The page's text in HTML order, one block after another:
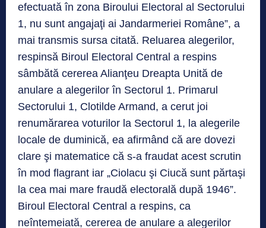
efectuată în zona Biroului Electoral al Sectorului
1, nu sunt angajaţi ai Jandarmeriei Române”, a
mai transmis sursa citată. Reluarea alegerilor,
respinsă Biroul Electoral Central a respins
sâmbătă cererea Alianţeu Dreapta Unită de
anulare a alegerilor în Sectorul 1. Primarul
Sectorului 1, Clotilde Armand, a cerut joi
renumărarea voturilor la Sectorul 1, la alegerile
locale de duminică, ea afirmând că are dovezi
clare şi matematice că s-a fraudat acest scrutin
în mod flagrant iar „Ciolacu şi Ciucă sunt părtaşi
la cea mai mare fraudă electorală după 1946”.
Biroul Electoral Central a respins, ca
neîntemeiată, cererea de anulare a alegerilor